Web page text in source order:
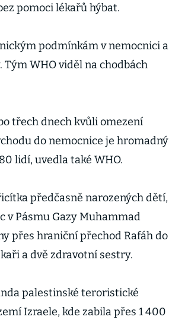
pomoci lékařů hýbat.
podmínkám v nemocnici a
WHO viděl na chodbách
třech dnech kvůli omezení
do nemocnice je hromadný
lidí, uvedla také WHO.
předčasně narozených dětí,
v Pásmu Gazy Muhammad
přes hraniční přechod Rafáh do
a dvě zdravotní sestry.
palestinské teroristické
Izraele, kde zabila přes 1 400